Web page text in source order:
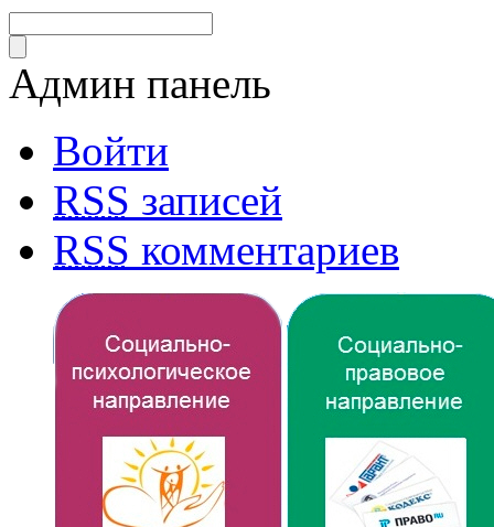
Админ панель
Войти
RSS записей
RSS комментариев